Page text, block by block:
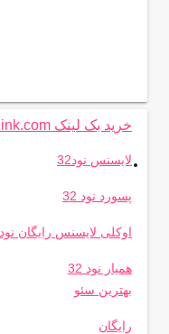
.
خرید بک لینک behtarinbacklink.com
لایسنس نود32
پسورد نود 32
اوکلی لایسنس رایگان نود 32
همیار نود 32
بهترین سئو
رایگان